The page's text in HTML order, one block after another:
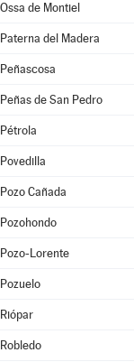
Ossa de Montiel
Paterna del Madera
Peñascosa
Peñas de San Pedro
Pétrola
Povedilla
Pozo Cañada
Pozohondo
Pozo-Lorente
Pozuelo
Riópar
Robledo